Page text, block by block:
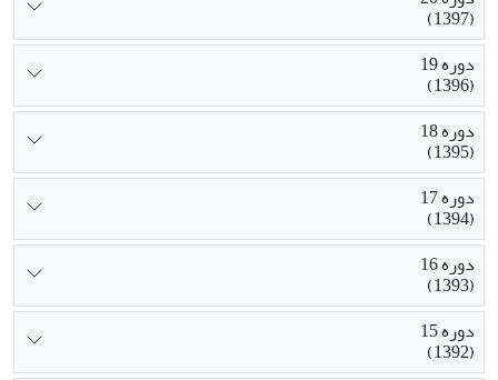
(1397)
دوره 19
(1396)
دوره 18
(1395)
دوره 17
(1394)
دوره 16
(1393)
دوره 15
(1392)